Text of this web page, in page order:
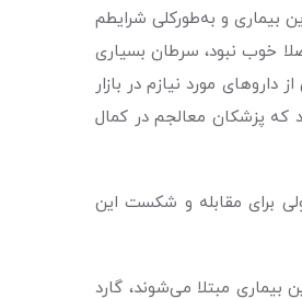
نگاهم به این بیماری و به‌طورکلی شرایطم
خوب نبود، سرطان بسیاری
مورد نیازم در بازار
سخت تهیه می‌شد، ولی درنهایت و با کمک اعضای انجمن توانستم از درون خودم را بازسازی کنم و روحیه‌ام را به دست آورم، اواخر‌ سال ٩١ بود که پزشکان معالجم در کمال
برای مقابله و شکست این
مبتلا می‌شوند، گارد